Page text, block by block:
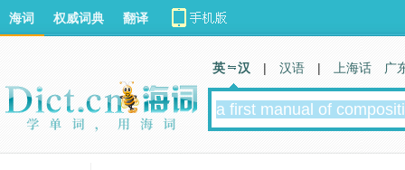
海词 权威词典 翻译
英 汉 | 汉语 | 上海话 广